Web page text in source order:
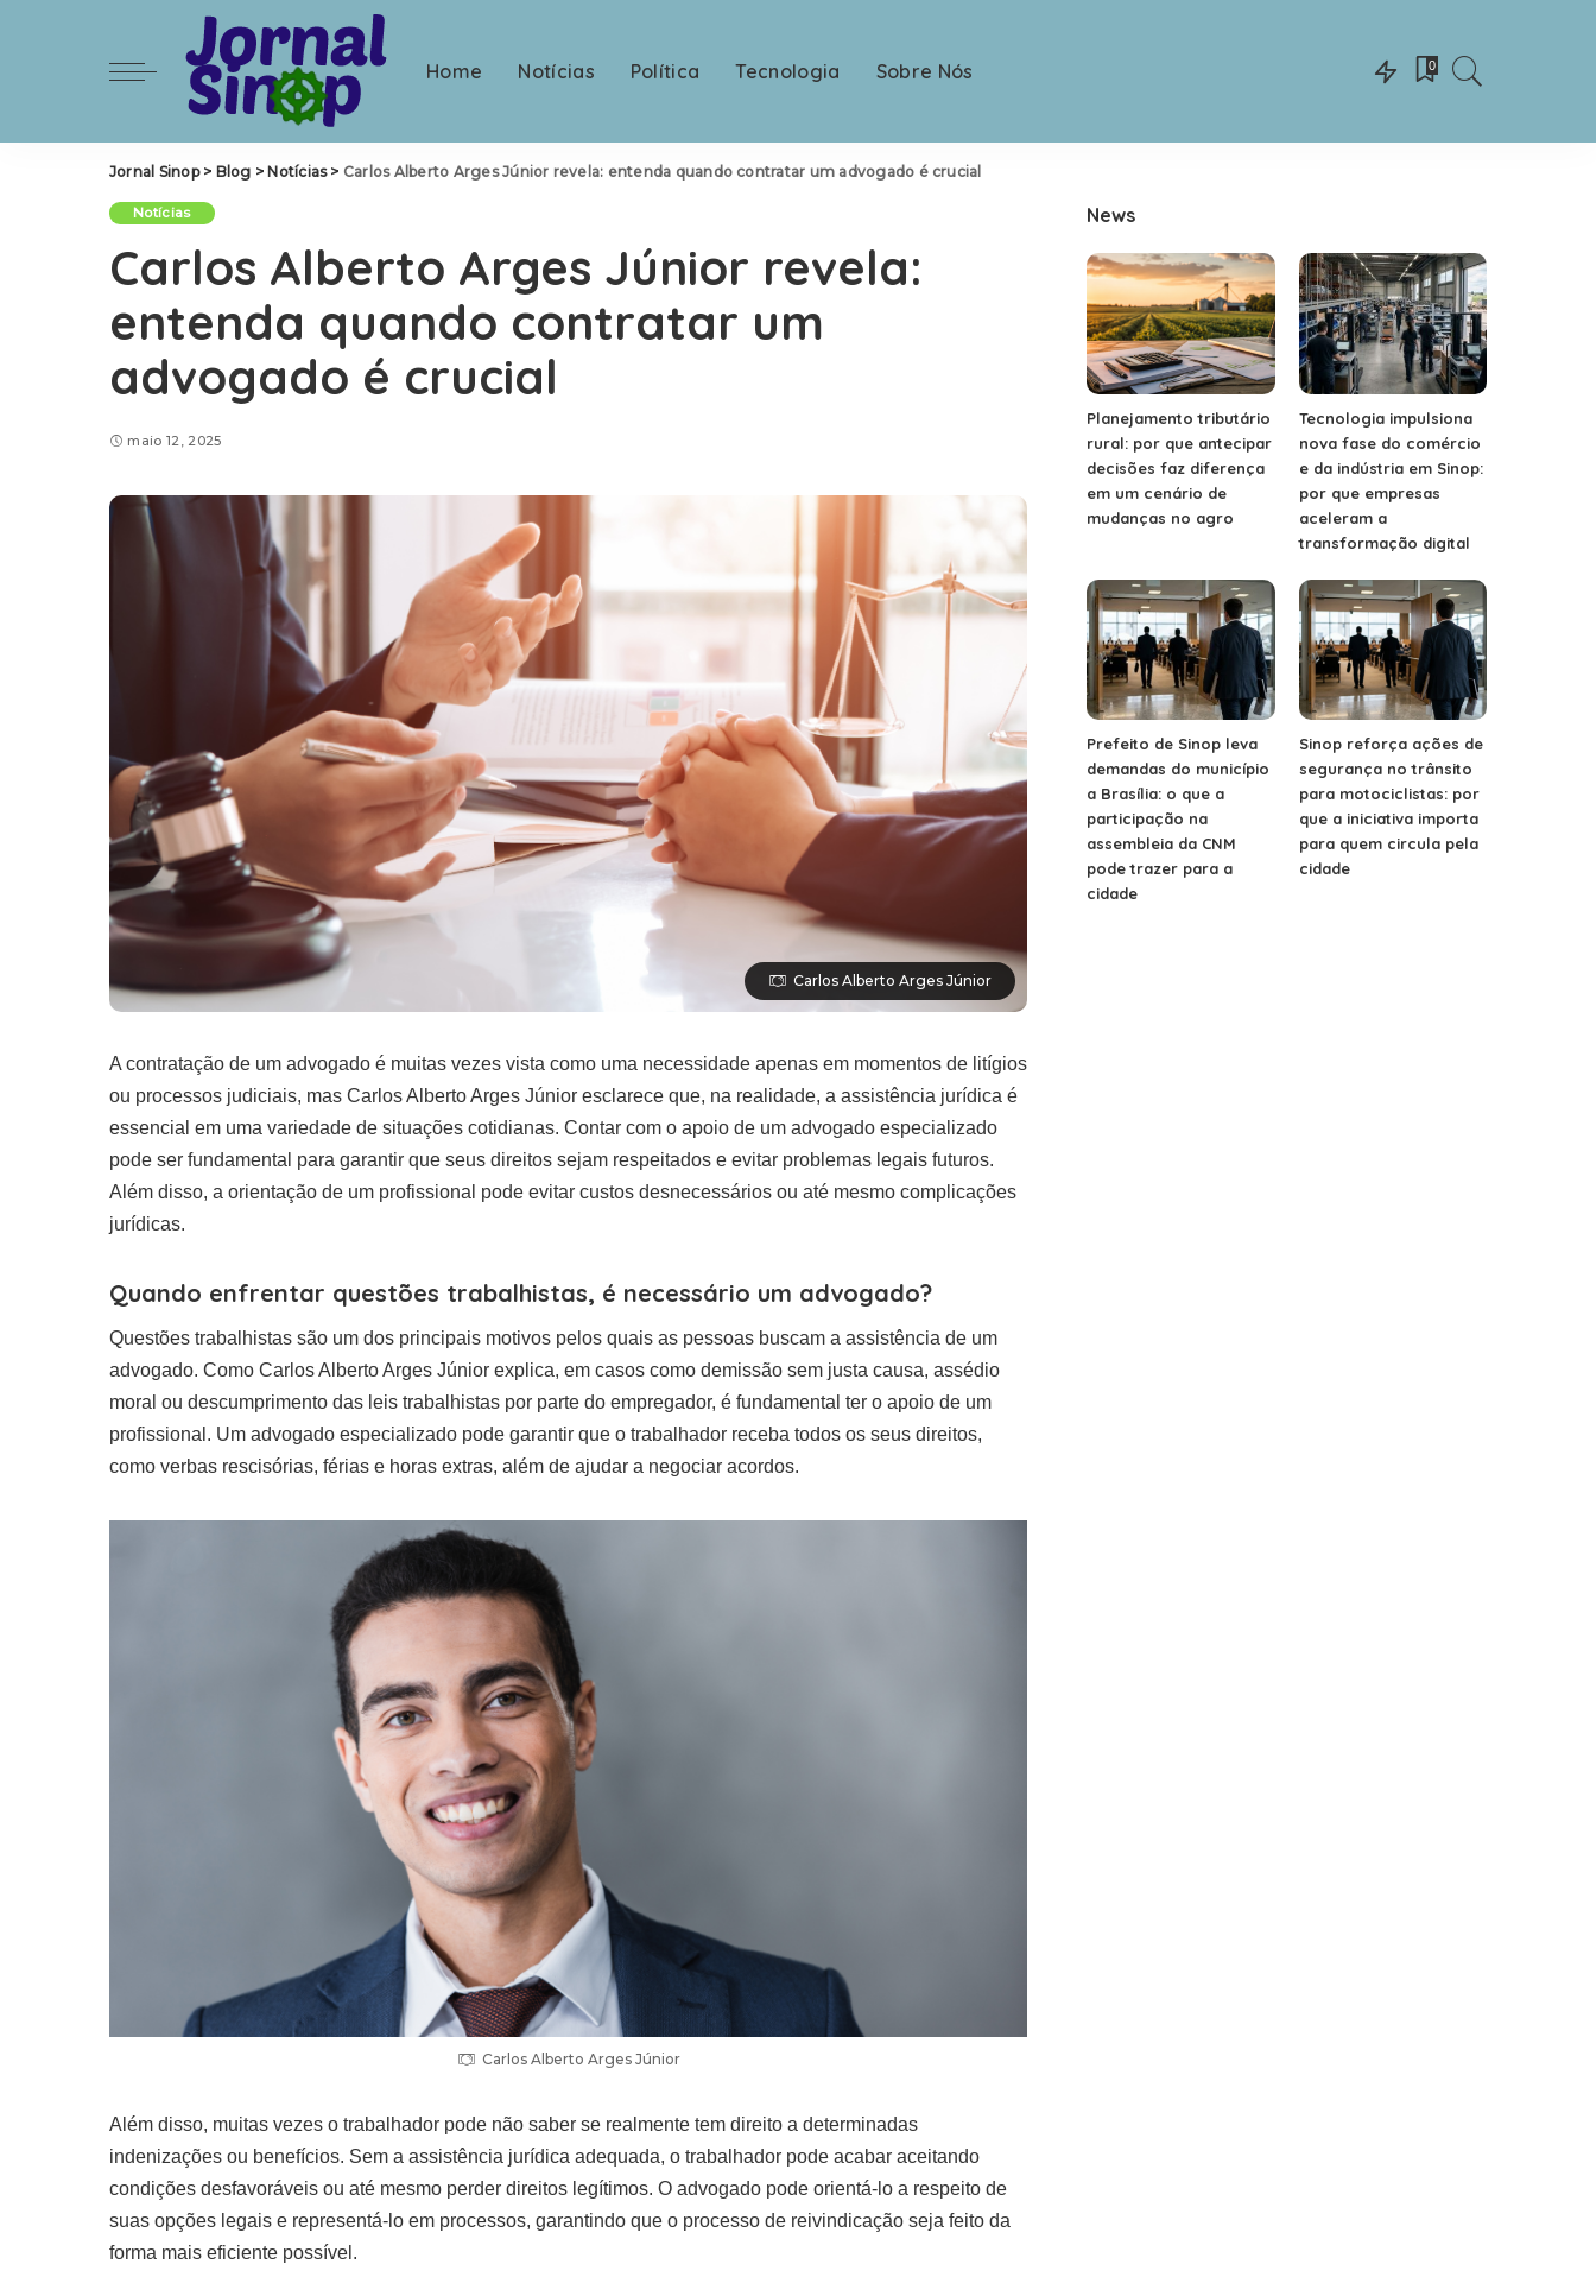
Home Notícias Política Tecnologia Sobre Nós 0
Jornal Sinop> Blog > Notícias> Carlos Alberto Arges Júnior revela: entenda quando contratar um advogado é crucial
Notícias
Carlos Alberto Arges Júnior revela:
entenda quando contratar um
advogado é crucial
maio 12, 2025
Carlos Alberto Arges Júnior
A contratação de um advogado é muitas vezes vista como uma necessidade apenas em momentos de litígios
ou processos judiciais, mas Carlos Alberto Arges Júnior esclarece que, na realidade, a assistência jurídica é
essencial em uma variedade de situações cotidianas. Contar com o apoio de um advogado especializado
pode ser fundamental para garantir que seus direitos sejam respeitados e evitar problemas legais futuros.
Além disso, a orientação de um profissional pode evitar custos desnecessários ou até mesmo complicações
jurídicas.
Quando enfrentar questões trabalhistas, é necessário um advogado?
Questões trabalhistas são um dos principais motivos pelos quais as pessoas buscam a assistência de um
advogado. Como Carlos Alberto Arges Júnior explica, em casos como demissão sem justa causa, assédio
moral ou descumprimento das leis trabalhistas por parte do empregador, é fundamental ter o apoio de um
profissional. Um advogado especializado pode garantir que o trabalhador receba todos os seus direitos,
como verbas rescisórias, férias e horas extras, além de ajudar a negociar acordos.
Carlos Alberto Arges Júnior
Além disso, muitas vezes o trabalhador pode não saber se realmente tem direito a determinadas
indenizações ou benefícios. Sem a assistência jurídica adequada, o trabalhador pode acabar aceitando
condições desfavoráveis ou até mesmo perder direitos legítimos. O advogado pode orientá-lo a respeito de
suas opções legais e representá-lo em processos, garantindo que o processo de reivindicação seja feito da
forma mais eficiente possível.
News
Planejamento tributário
rural: por que antecipar
decisões faz diferença
em um cenário de
mudanças no agro
Tecnologia impulsiona
nova fase do comércio
e da indústria em Sinop:
por que empresas
aceleram a
transformação digital
Prefeito de Sinop leva
demandas do município
a Brasília: o que a
participação na
assembleia da CNM
pode trazer para a
cidade
Sinop reforça ações de
segurança no trânsito
para motociclistas: por
que a iniciativa importa
para quem circula pela
cidade